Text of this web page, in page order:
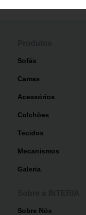
Sofás
Camas
Acessórios
Colchões
Tecidos
Mecanismos
Galeria
Sobre Nós